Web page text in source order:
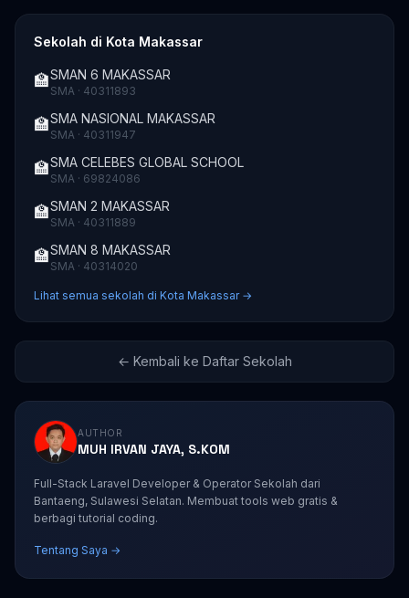
Sekolah di Kota Makassar
🏫SMAN 6 MAKASSAR
SMA · 40311893
🏫SMA NASIONAL MAKASSAR
SMA · 40311947
🏫SMA CELEBES GLOBAL SCHOOL
SMA · 69824086
🏫SMAN 2 MAKASSAR
SMA · 40311889
🏫SMAN 8 MAKASSAR
SMA · 40314020
Lihat semua sekolah di Kota Makassar →
← Kembali ke Daftar Sekolah
AUTHOR
MUH IRVAN JAYA, S.KOM
Full-Stack Laravel Developer & Operator Sekolah dari
Bantaeng, Sulawesi Selatan. Membuat tools web gratis &
berbagi tutorial coding.
Tentang Saya →